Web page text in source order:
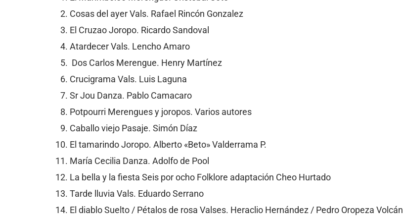
Cosas del ayer Vals. Rafael Rincón Gonzalez
El Cruzao Joropo. Ricardo Sandoval
Atardecer Vals. Lencho Amaro
Dos Carlos Merengue. Henry Martínez
Crucigrama Vals. Luis Laguna
Sr Jou Danza. Pablo Camacaro
Potpourri Merengues y joropos. Varios autores
Caballo viejo Pasaje. Simón Díaz
El tamarindo Joropo. Alberto «Beto» Valderrama P.
María Cecilia Danza. Adolfo de Pool
La bella y la fiesta Seis por ocho Folklore adaptación Cheo Hurtado
Tarde lluvia Vals. Eduardo Serrano
El diablo Suelto / Pétalos de rosa Valses. Heraclio Hernández / Pedro Oropeza Volcán